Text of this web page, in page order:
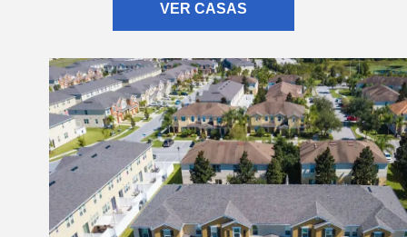
VER CASAS